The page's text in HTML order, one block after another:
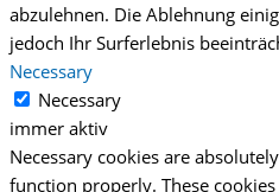
abzulehnen. Die Ablehnung
jedoch Ihr Surferlebnis
Necessary
Necessary
immer aktiv
Necessary cookies are
function properly. These